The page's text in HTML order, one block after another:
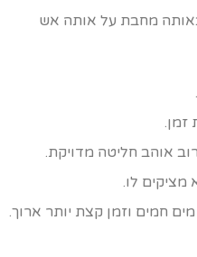
מחבת על אותה אש
אוהב חליטה מדויקת.
לו.
חמים וזמן קצת יותר ארוך.